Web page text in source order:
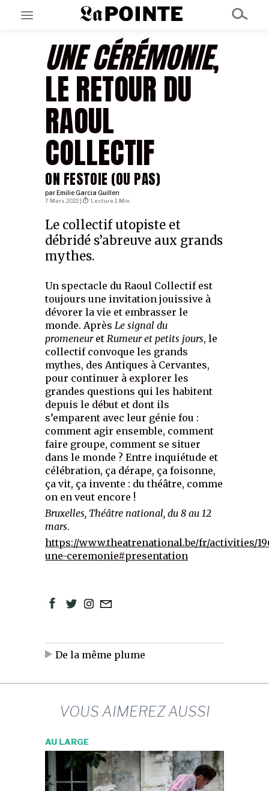
EN CE MOMENT
GRAND ANGLE
AU LARGE
EN CHANTIER
SÉRIES
À PROPOS
NOS PARTENAIRES
SOUTENEZ NOUS
UNE CÉRÉMONIE,
LE RETOUR DU
RAOUL
COLLECTIF
ON FESTOIE (OU PAS)
par Emilie Garcia Guillen
Le collectif utopiste et
débridé s’abreuve aux grands
mythes.
7 Mars 2022 | Lecture 1 Min.
Un spectacle du Raoul Collectif est
toujours une invitation jouissive à
dévorer la vie et embrasser le
monde. AprèsLe signal du
promeneur etRumeur et petits jours, le
collectif convoque les grands
mythes, des Antiques à Cervantes,
pour continuer à explorer les
grandes questions qui les habitent
depuis le début et dont ils
s’emparent avec leur génie fou :
comment agir ensemble, comment
faire groupe, comment se situer
dans le monde ? Entre inquiétude et
célébration, ça dérape, ça foisonne,
ça vit, ça invente : du théâtre, comme
on en veut encore !
Bruxelles, Théâtre national, du 8 au 12
mars.
https://www.theatrenational.be/fr/activities/
une-ceremonie#presentation
De la même plume
VOUS AIMEREZ AUSSI
AU LARGE